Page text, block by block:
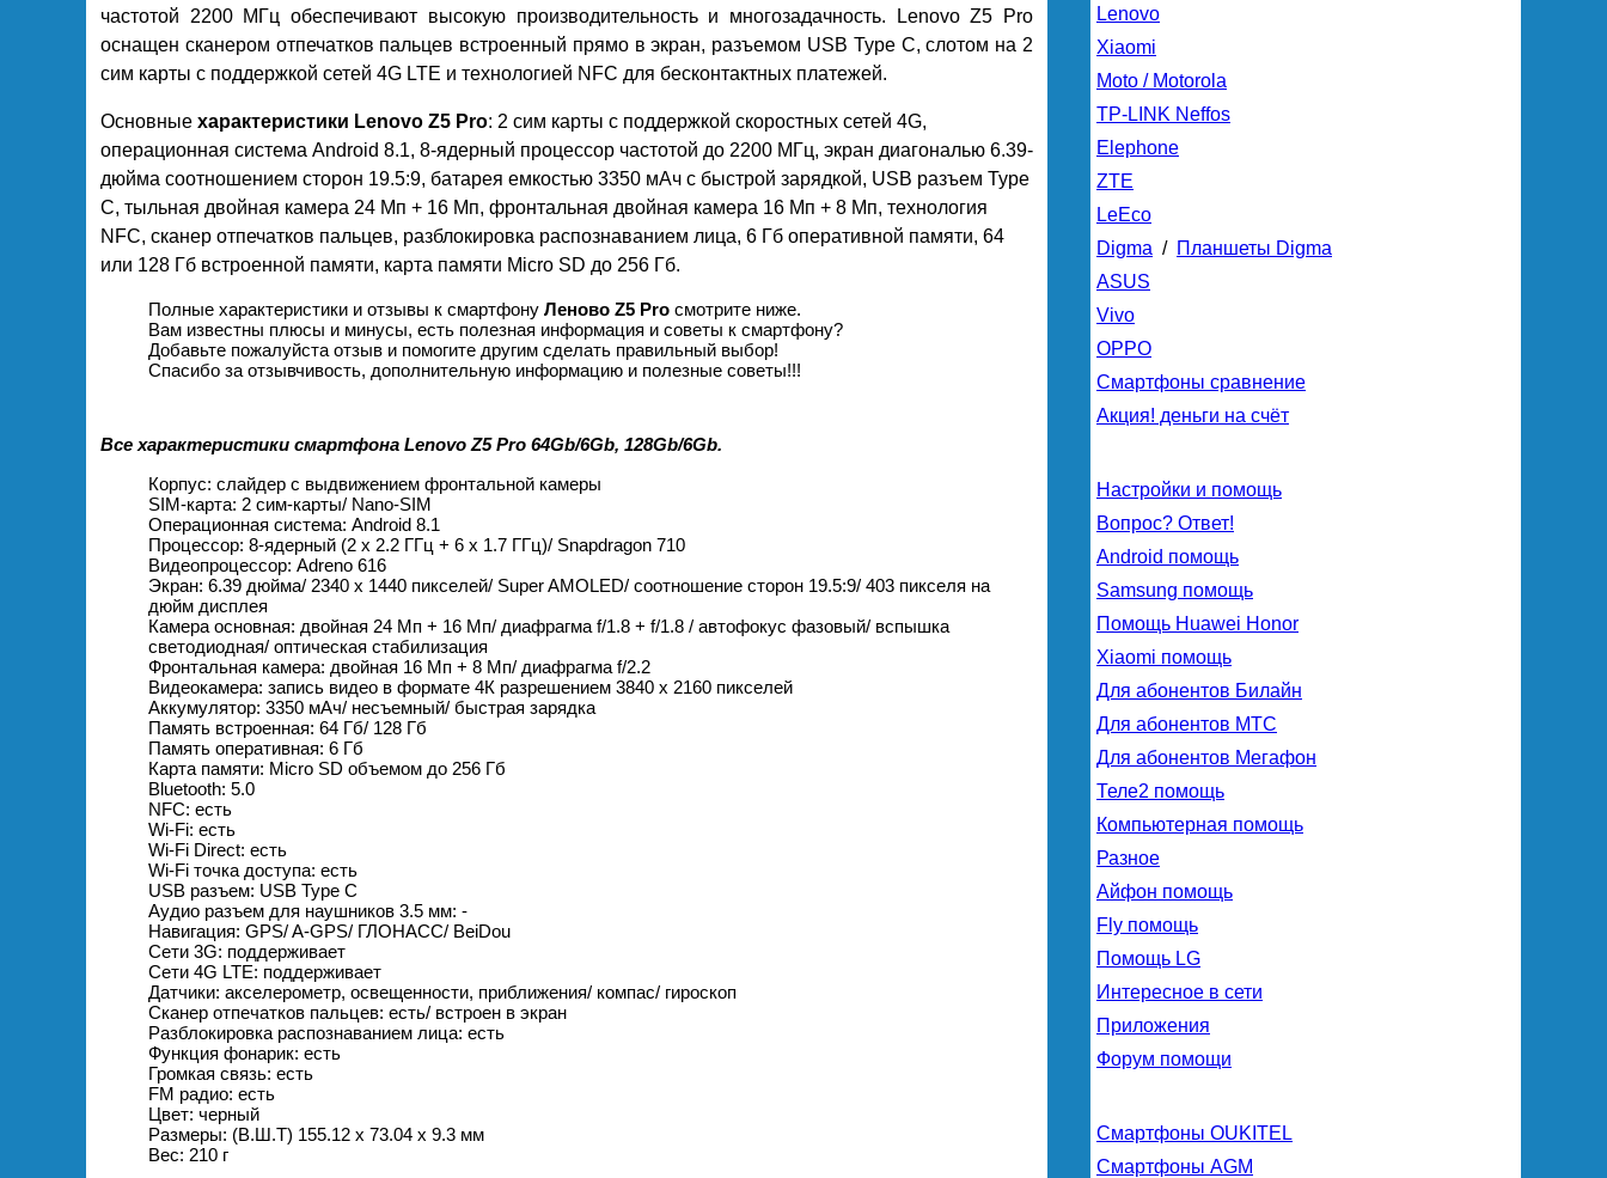
частотой 2200 МГц обеспечивают высокую производительность и многозадачность. Lenovo Z5 Pro
оснащен сканером отпечатков пальцев встроенный прямо в экран, разъемом USB Type C, слотом на 2
сим карты с поддержкой сетей 4G LTE и технологией NFC для бесконтактных платежей.
Основные характеристики Lenovo Z5 Pro: 2 сим карты с поддержкой скоростных сетей 4G,
операционная система Android 8.1, 8-ядерный процессор частотой до 2200 МГц, экран диагональю 6.39-
дюйма соотношением сторон 19.5:9, батарея емкостью 3350 мАч с быстрой зарядкой, USB разъем Type
C, тыльная двойная камера 24 Мп + 16 Мп, фронтальная двойная камера 16 Мп + 8 Мп, технология
NFC, сканер отпечатков пальцев, разблокировка распознаванием лица, 6 Гб оперативной памяти, 64
или 128 Гб встроенной памяти, карта памяти Micro SD до 256 Гб.
Полные характеристики и отзывы к смартфону Леново Z5 Pro смотрите ниже.
Вам известны плюсы и минусы, есть полезная информация и советы к смартфону?
Добавьте пожалуйста отзыв и помогите другим сделать правильный выбор!
Спасибо за отзывчивость, дополнительную информацию и полезные советы!!!
Все характеристики смартфона Lenovo Z5 Pro 64Gb/6Gb, 128Gb/6Gb.
Корпус: слайдер с выдвижением фронтальной камеры
SIM-карта: 2 сим-карты/ Nano-SIM
Операционная система: Android 8.1
Процессор: 8-ядерный (2 х 2.2 ГГц + 6 х 1.7 ГГц)/ Snapdragon 710
Видеопроцессор: Adreno 616
Экран: 6.39 дюйма/ 2340 x 1440 пикселей/ Super AMOLED/ соотношение сторон 19.5:9/ 403 пикселя на
дюйм дисплея
Камера основная: двойная 24 Мп + 16 Мп/ диафрагма f/1.8 + f/1.8 / автофокус фазовый/ вспышка
светодиодная/ оптическая стабилизация
Фронтальная камера: двойная 16 Мп + 8 Мп/ диафрагма f/2.2
Видеокамера: запись видео в формате 4К разрешением 3840 х 2160 пикселей
Аккумулятор: 3350 мАч/ несъемный/ быстрая зарядка
Память встроенная: 64 Гб/ 128 Гб
Память оперативная: 6 Гб
Карта памяти: Micro SD объемом до 256 Гб
Bluetooth: 5.0
NFC: есть
Wi-Fi: есть
Wi-Fi Direct: есть
Wi-Fi точка доступа: есть
USB разъем: USB Type C
Аудио разъем для наушников 3.5 мм: -
Навигация: GPS/ A-GPS/ ГЛОНАСС/ BeiDou
Сети 3G: поддерживает
Сети 4G LTE: поддерживает
Датчики: акселерометр, освещенности, приближения/ компас/ гироскоп
Сканер отпечатков пальцев: есть/ встроен в экран
Разблокировка распознаванием лица: есть
Функция фонарик: есть
Громкая связь: есть
FM радио: есть
Цвет: черный
Размеры: (В.Ш.Т) 155.12 x 73.04 x 9.3 мм
Вес: 210 г
Lenovo
Xiaomi
Moto / Motorola
TP-LINK Neffos
Elephone
ZTE
LeEco
Digma / Планшеты Digma
ASUS
Vivo
OPPO
Смартфоны сравнение
Акция! деньги на счёт
Настройки и помощь
Вопрос? Ответ!
Android помощь
Samsung помощь
Помощь Huawei Honor
Xiaomi помощь
Для абонентов Билайн
Для абонентов МТС
Для абонентов Мегафон
Теле2 помощь
Компьютерная помощь
Разное
Айфон помощь
Fly помощь
Помощь LG
Интересное в сети
Приложения
Форум помощи
Смартфоны OUKITEL
Смартфоны AGM